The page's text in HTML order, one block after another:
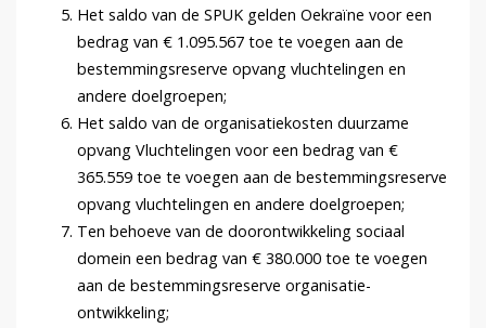
Het saldo van de SPUK gelden Oekraïne voor een
bedrag van € 1.095.567 toe te voegen aan de
bestemmingsreserve opvang vluchtelingen en
andere doelgroepen;
Het saldo van de organisatiekosten duurzame
opvang Vluchtelingen voor een bedrag van €
365.559 toe te voegen aan de bestemmingsreserve
opvang vluchtelingen en andere doelgroepen;
Ten behoeve van de doorontwikkeling sociaal
domein een bedrag van € 380.000 toe te voegen
aan de bestemmingsreserve organisatie-
ontwikkeling;